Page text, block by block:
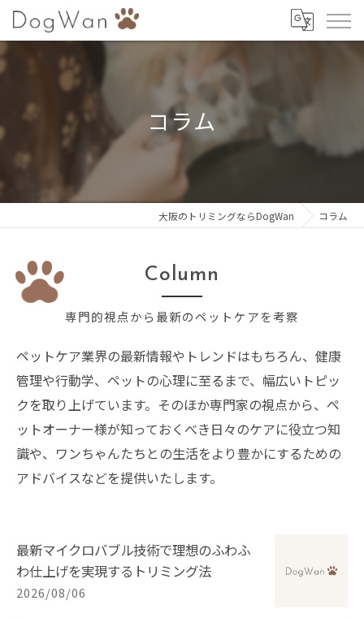
コラム
大阪のトリミングならDogWan コラム
Column
専門的視点から最新のペットケアを考察
ペットケア業界の最新情報やトレンドはもちろん、健康
管理や行動学、ペットの心理に至るまで、幅広いトピッ
クを取り上げています。そのほか専門家の視点から、ペ
ットオーナー様が知っておくべき日々のケアに役立つ知
識や、ワンちゃんたちとの生活をより豊かにするための
アドバイスなどを提供いたします。
最新マイクロバブル技術で理想のふわふ
わ仕上げを実現するトリミング法
2026/08/06